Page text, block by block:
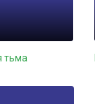
тьма